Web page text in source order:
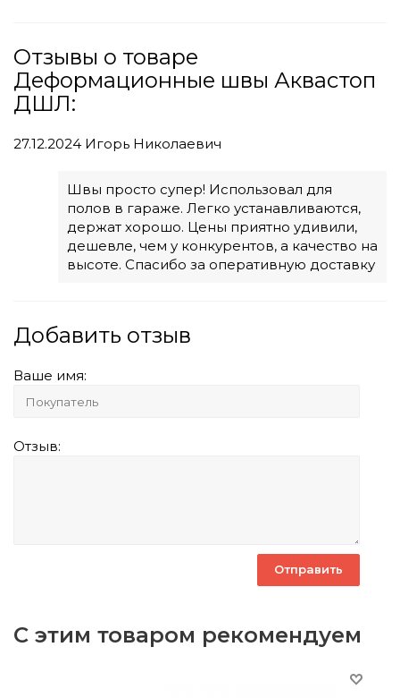
Отзывы о товаре
Деформационные швы Аквастоп
ДШЛ:
27.12.2024 Игорь Николаевич
Швы просто супер! Использовал для
полов в гараже. Легко устанавливаются,
держат хорошо. Цены приятно удивили,
дешевле, чем у конкурентов, а качество на
высоте. Спасибо за оперативную доставку
Добавить отзыв
Ваше имя:
Отзыв:
С этим товаром рекомендуем